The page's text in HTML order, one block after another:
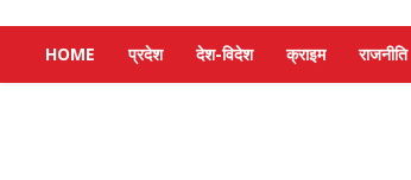
HOME प्रदेश देश-विदेश क्राइम राजनीति